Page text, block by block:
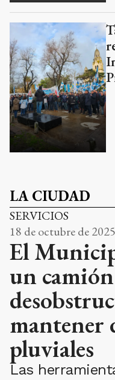
LA CIUDAD
SERVICIOS
18 de octubre de
El
un
mantener
pluviales
Las